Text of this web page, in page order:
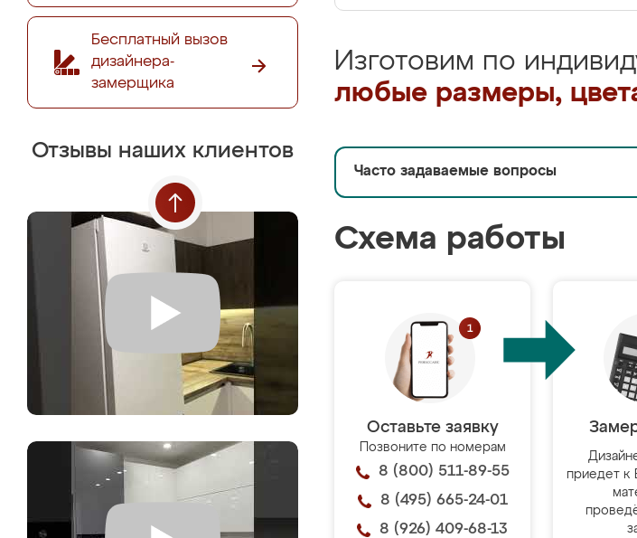
Бесплатный вызов
дизайнера-
замерщика
Отзывы наших клиентов
Изготовим по
любые размеры,
Часто задаваемые вопросы
Схема работы
Оставьте заявку
Позвоните по номерам
8 (800) 511-89-55
8 (495) 665-24-01
8 (926) 409-68-13
приедет к